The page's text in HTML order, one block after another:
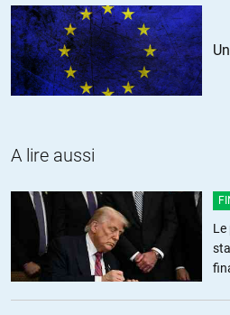
l’article au dessus.
ALERTER
Le problème c qu’on ne sait pas faute
projections elles mêmes discutables.
présente l’hypothèse la pire: public
milieu confiné. Est-il raisonnable
le taux de mortalité issu de cette «
connaît pas encore tout à fait la létalité
ne connaît pas exactement le nombre
A lire aussi
Le